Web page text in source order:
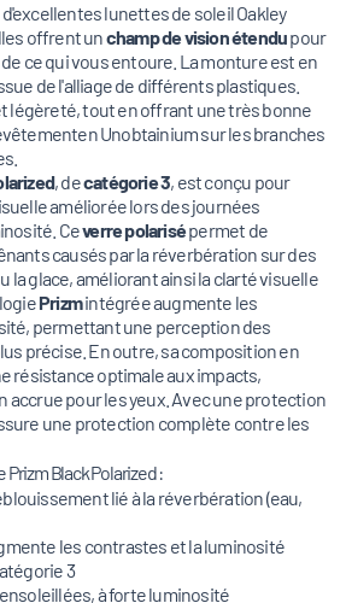
d'excellentes lunettes de soleil Oakley
offrent unchamp de vision étendupour
ce qui vous entoure. La monture est en
de l'alliage de différents plastiques.
légèreté, tout en offrant une très bonne
Unobtainium sur les branches
, decatégorie 3, est conçu pour
améliorée lors des journées
Ceverre polarisépermet de
causés par la réverbération sur des
la glace, améliorant ainsi la clarté visuelle
Prizmintégrée augmente les
permettant une perception des
précise. En outre, sa composition en
résistance optimale aux impacts,
accrue pour les yeux. Avec une protection
une protection complète contre les
Black Polarized :
lié à la réverbération (eau,
les contrastes et la luminosité
3
à forte luminosité